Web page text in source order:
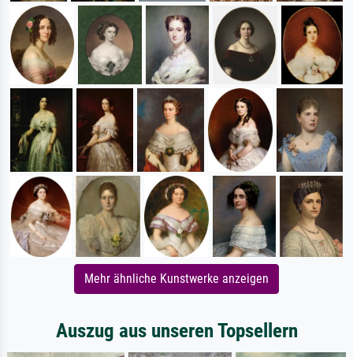
Mehr ähnliche Kunstwerke anzeigen
Auszug aus unseren Topsellern